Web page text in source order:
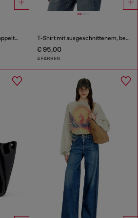
Fließendes Minikleid mit doppelten Trägern T-Shirt mit ausgeschnittenem, besticktem Logo
€ 95,00
4 FARBEN